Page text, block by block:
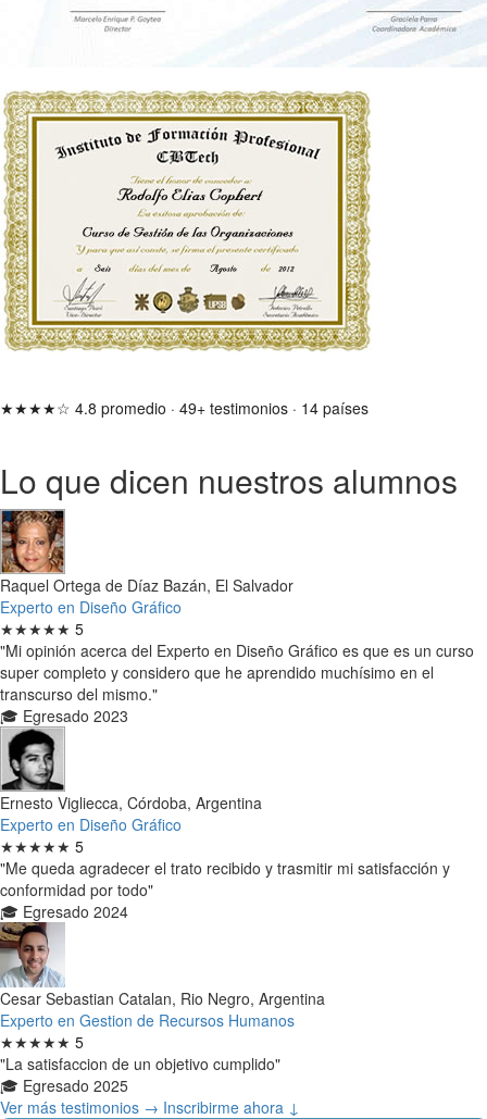
★★★★☆ 4.8 promedio · 49+ testimonios · 14 países
Lo que dicen nuestros alumnos
Raquel Ortega de Díaz Bazán, El Salvador
Experto en Diseño Gráfico
★★★★★ 5
"Mi opinión acerca del Experto en Diseño Gráfico es que es un curso
super completo y considero que he aprendido muchísimo en el
transcurso del mismo."
🎓 Egresado 2023
Ernesto Vigliecca, Córdoba, Argentina
Experto en Diseño Gráfico
★★★★★ 5
"Me queda agradecer el trato recibido y trasmitir mi satisfacción y
conformidad por todo"
🎓 Egresado 2024
Cesar Sebastian Catalan, Rio Negro, Argentina
Experto en Gestion de Recursos Humanos
★★★★★ 5
"La satisfaccion de un objetivo cumplido"
🎓 Egresado 2025
Ver más testimonios → Inscribirme ahora ↓